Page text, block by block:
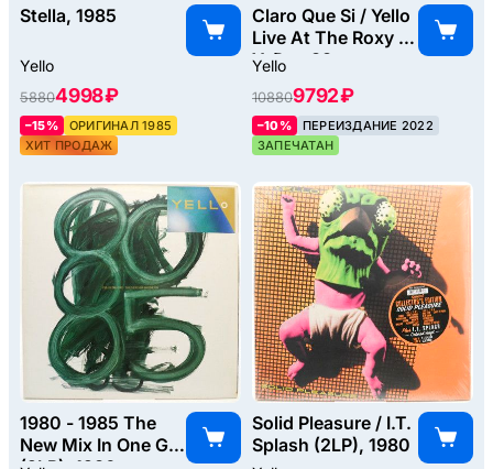
Stella, 1985
Yello
58804998 ₽
–15%
ОРИГИНАЛ 1985
ХИТ ПРОДАЖ
Claro Que Si / Yello
Live At The Roxy N.
Y. Dec 83
Yello
108809792 ₽
–10%
ПЕРЕИЗДАНИЕ 2022
ЗАПЕЧАТАН
1980 - 1985 The
New Mix In One Go
Solid Pleasure / I.T.
Splash (2LP), 1980